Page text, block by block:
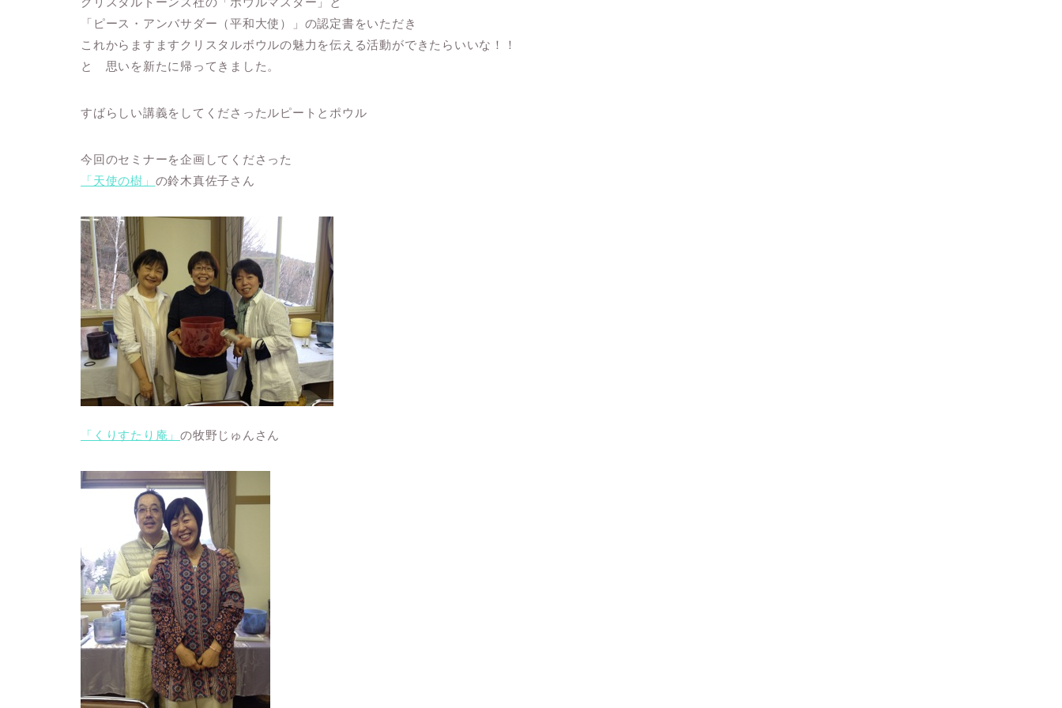
「ピース・アンバサダー（平和大使）」の認定書をいただき
これからますますクリスタルボウルの魅力を伝える活動ができたらいいな！！
と 思いを新たに帰ってきました。
すばらしい講義をしてくださったルピートとポウル
今回のセミナーを企画してくださった
「天使の樹」 の鈴木真佐子さん
「くりすたり庵」の牧野じゅんさん